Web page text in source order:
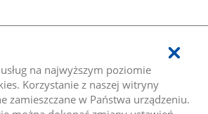
na najwyższym poziomie
Korzystanie z naszej witryny
zamieszczane w Państwa urządzeniu.